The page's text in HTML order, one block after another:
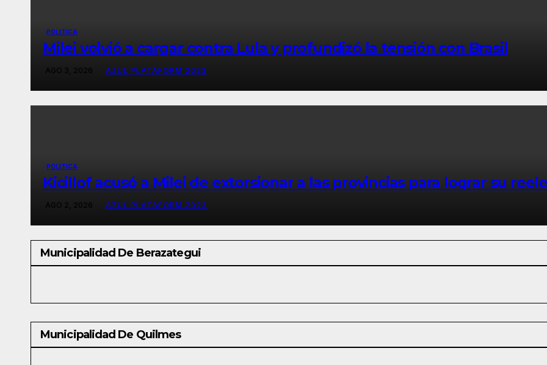
POLITICA
Milei volvió a cargar contra Lula y profundizó la tensión con Brasil
AGO 3, 2026 AZUL PLATAFORM 2023
POLITICA
Kicillof acusó a Milei de extorsionar a las provincias para lograr su
AGO 2, 2026 AZUL PLATAFORM 2023
Municipalidad De Berazategui
Municipalidad De Quilmes